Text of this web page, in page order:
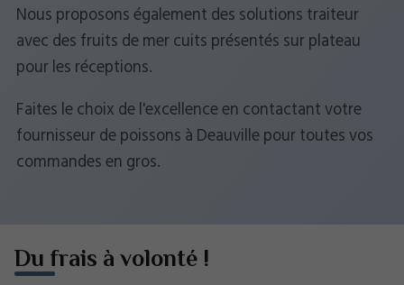
Nous proposons également des solutions traiteur
avec des fruits de mer cuits présentés sur plateau
pour les réceptions.
Faites le choix de l'excellence en contactant votre
fournisseur de poissons à Deauville pour toutes vos
commandes en gros.
Du frais à volonté !